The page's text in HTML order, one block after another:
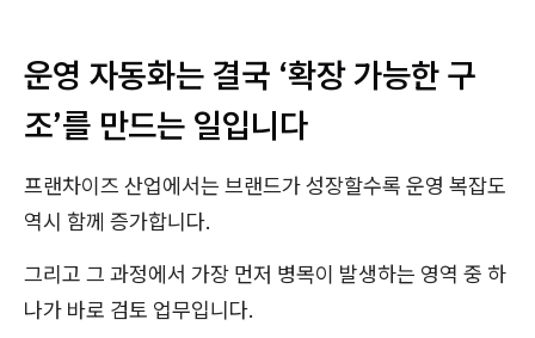
운영 자동화는 결국 ‘확장 가능한 구
조’를 만드는 일입니다
프랜차이즈 산업에서는 브랜드가 성장할수록 운영 복잡도
역시 함께 증가합니다.
그리고 그 과정에서 가장 먼저 병목이 발생하는 영역 중 하
나가 바로 검토 업무입니다.